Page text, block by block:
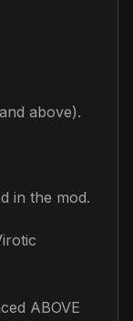
above).
in the mod.
ABOVE